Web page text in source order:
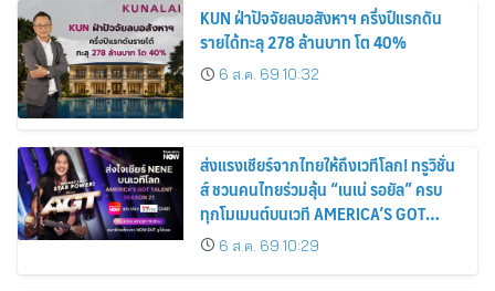
KUN ฝ่าปัจจัยลบอสังหาฯ ครึ่งปีแรกดัน
รายได้ทะลุ 278 ล้านบาท โต 40%
6 ส.ค. 69 10:32
ส่งแรงเชียร์จากไทยให้ถึงเวทีโลก! ทรูวิชั่น
ส์ ชวนคนไทยร่วมลุ้น “เนเน่ รอยัล” ครบ
ทุกโมเมนต์บนเวที AMERICA’S GOT
TALENT SEASON 21
6 ส.ค. 69 10:29